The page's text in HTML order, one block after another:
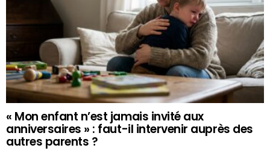
« Mon enfant n’est jamais invité aux
anniversaires » : faut-il intervenir auprès des
autres parents ?